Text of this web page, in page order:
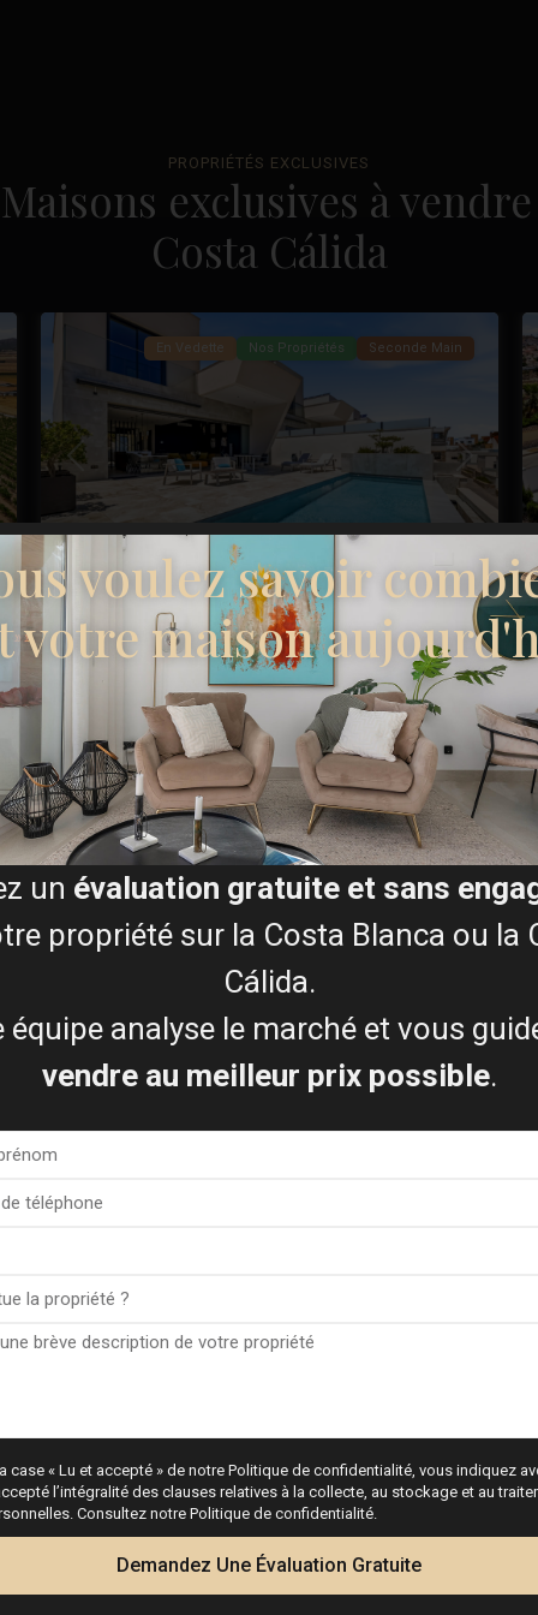
PROPRIÉTÉS EXCLUSIVES
exclusives à
Costa Cálida
Marquesa
Golf,
Précédent Suivant
En Vedette Nos Propriétés Seconde Main
€ 729.000
Vue panoramique...
Chambres :3 Salles de bains : Taille: 252 Parcelle:
Runar Wilhelmsen
TÉMOIGNAGES
Ce que disent les clients
bought an apartment though Esentya Estate agents in La Mata, I had the
Dahl who I found very approachable and professional, she listened to my
buy, needless to say she delivered on both and now I have a beautiful
I would certainly recommend Esentya and (Christina Dahl) if I was
buying a property in Spain.
voulez savoir
votre maison
un évaluation gratuite et sans
propriété sur la Costa Blanca ou la
Cálida.
équipe analyse le marché et vous
vendre au meilleur prix possible.
case « Lu et accepté » de notre Politique de confidentialité, vous indiquez
l’intégralité des clauses relatives à la collecte, au stockage et au
Consultez notre Politique de confidentialité.
Demandez Une Évaluation Gratuite